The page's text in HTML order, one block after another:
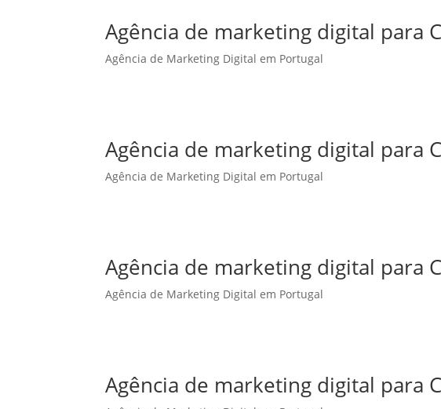
Agência de marketing digital para
Agência de Marketing Digital em Portugal
Agência de marketing digital para
Agência de Marketing Digital em Portugal
Agência de marketing digital para
Agência de Marketing Digital em Portugal
Agência de marketing digital para